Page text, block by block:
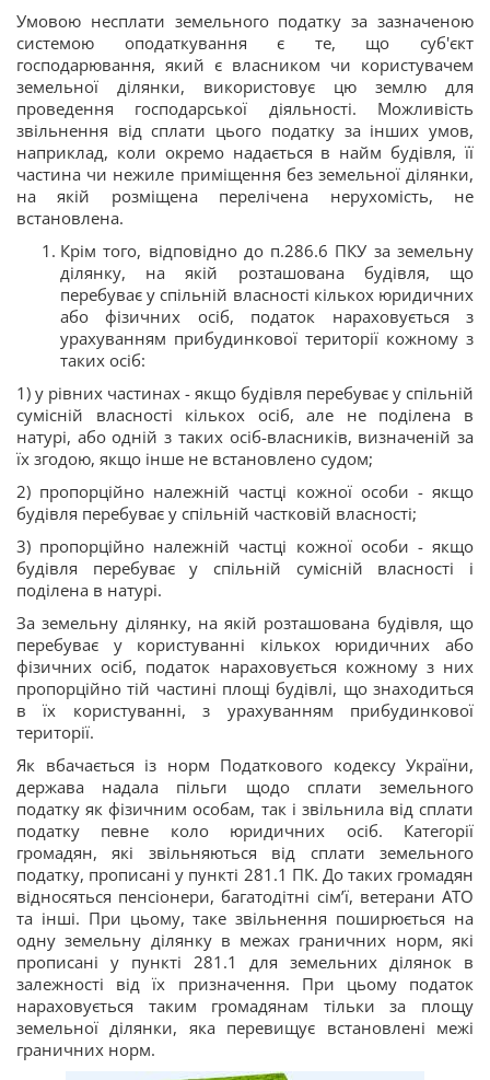
Умовою несплати земельного податку за зазначеною
системою оподаткування є те, що суб'єкт
господарювання, який є власником чи користувачем
земельної ділянки, використовує цю землю для
проведення господарської діяльності. Можливість
звільнення від сплати цього податку за інших умов,
наприклад, коли окремо надається в найм будівля, її
частина чи нежиле приміщення без земельної ділянки,
на якій розміщена перелічена нерухомість, не
встановлена.
Крім того, відповідно до п.286.6 ПКУ за земельну
ділянку, на якій розташована будівля, що
перебуває у спільній власності кількох юридичних
або фізичних осіб, податок нараховується з
урахуванням прибудинкової території кожному з
таких осіб:
1) у рівних частинах - якщо будівля перебуває у спільній
сумісній власності кількох осіб, але не поділена в
натурі, або одній з таких осіб-власників, визначеній за
їх згодою, якщо інше не встановлено судом;
2) пропорційно належній частці кожної особи - якщо
будівля перебуває у спільній частковій власності;
3) пропорційно належній частці кожної особи - якщо
будівля перебуває у спільній сумісній власності і
поділена в натурі.
За земельну ділянку, на якій розташована будівля, що
перебуває у користуванні кількох юридичних або
фізичних осіб, податок нараховується кожному з них
пропорційно тій частині площі будівлі, що знаходиться
в їх користуванні, з урахуванням прибудинкової
території.
Як вбачається із норм Податкового кодексу України,
держава надала пільги щодо сплати земельного
податку як фізичним особам, так і звільнила від сплати
податку певне коло юридичних осіб. Категорії
громадян, які звільняються від сплати земельного
податку, прописані у пункті 281.1 ПК. До таких громадян
відносяться пенсіонери, багатодітні сім’ї, ветерани АТО
та інші. При цьому, таке звільнення поширюється на
одну земельну ділянку в межах граничних норм, які
прописані у пункті 281.1 для земельних ділянок в
залежності від їх призначення. При цьому податок
нараховується таким громадянам тільки за площу
земельної ділянки, яка перевищує встановлені межі
граничних норм.